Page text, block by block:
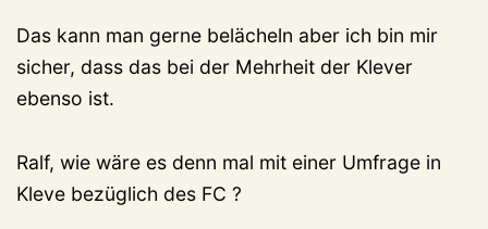
Das kann man gerne belächeln aber ich bin mir
sicher, dass das bei der Mehrheit der Klever
ebenso ist.
Ralf, wie wäre es denn mal mit einer Umfrage in
Kleve bezüglich des FC ?